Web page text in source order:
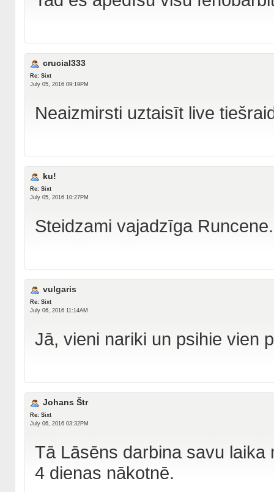
crucial333
Re: Sixt
July 05, 2016 09:19PM
Neaizmirsti uztaisīt live
ku!
Re: Sixt
July 05, 2016 10:27PM
Steidzami vajadzīga
vulgaris
Re: Sixt
July 06, 2016 11:14AM
Jā, vieni nariki un psihie vien
Johans Štr
Re: Sixt
July 06, 2016 03:32PM
Tā Lāsēns darbina savu
4 dienas nākotnē.